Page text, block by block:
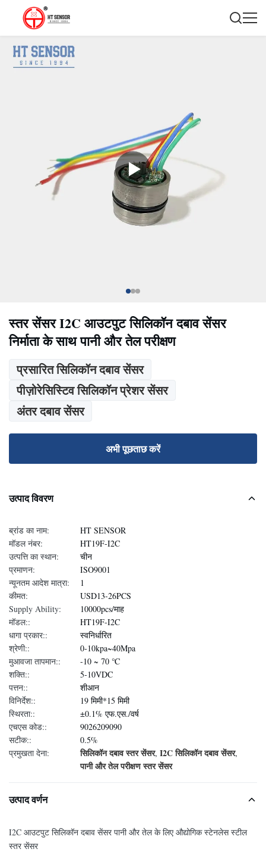
स्तर सेंसर I2C आउटपुट सिलिकॉन दबाव सेंसर
निर्माता के साथ पानी और तेल परीक्षण
प्रसारित सिलिकॉन दबाव सेंसर
पीज़ोरेसिस्टिव सिलिकॉन प्रेशर सेंसर
अंतर दबाव सेंसर
अभी पूछताछ करें
उत्पाद विवरण
ब्रांड का नाम:
HT SENSOR
मॉडल नंबर:
HT19F-I2C
उत्पत्ति का स्थान:
चीन
प्रमाणन:
ISO9001
न्यूनतम आदेश मात्रा:
1
कीमत:
USD13-26PCS
Supply Ability:
10000pcs/माह
मॉडल::
HT19F-I2C
धागा प्रकार::
स्वनिर्धारित
श्रेणी::
0-10kpa~40Mpa
मुआवजा तापमान::
-10 ~ 70 ℃
शक्ति::
5-10VDC
पत्तन::
शीआन
विनिर्देश::
19 मिमी*15 मिमी
स्थिरता::
±0.1% एफ.एस./वर्ष
एचएस कोड::
9026209090
सटीक::
0.5%
प्रमुखता देना:
सिलिकॉन दबाव स्तर सेंसर, I2C सिलिकॉन दबाव सेंसर,
पानी और तेल परीक्षण स्तर सेंसर
उत्पाद वर्णन
I2C आउटपुट सिलिकॉन दबाव सेंसर पानी और तेल के लिए औद्योगिक स्टेनलेस स्टील
स्तर सेंसर